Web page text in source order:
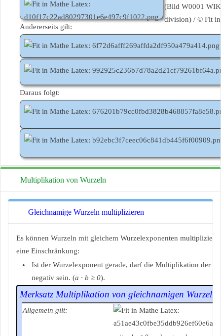
Andererseits gilt:
Daraus folgt:
Multiplikation von Wurzeln
Gleichnamige Wurzeln multiplizieren
Es können Wurzeln mit gleichem Wurzelexponenten multipliziert
eine Einschränkung:
•
Ist der Wurzelexponent gerade, darf die Multiplikation der
negativ sein. (a ∙ b ≥ 0).
Merksatz Multiplikation von gleichnamigen Wurzeln
Allgemein gilt: